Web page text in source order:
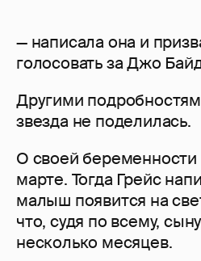
— написала она и
голосовать за Джо
Другими
звезда не поделилась.
О своей
марте. Тогда Грейс
малыш появится на
что, судя по всему,
несколько месяцев.